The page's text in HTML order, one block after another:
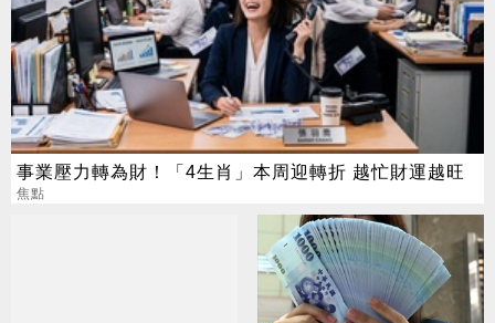
事業壓力轉為財！「4生肖」本周迎轉折 越忙財運越旺
焦點